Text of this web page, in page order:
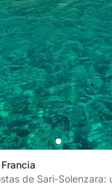
de Sari-Solenzara: